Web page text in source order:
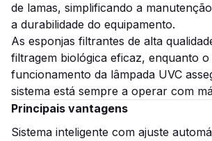
de lamas, simplificando a
a durabilidade do equipamento.
As esponjas filtrantes de alta
filtragem biológica eficaz, enquanto o
funcionamento da lâmpada UVC
sistema está sempre a operar com
Principais vantagens
Sistema inteligente com ajuste